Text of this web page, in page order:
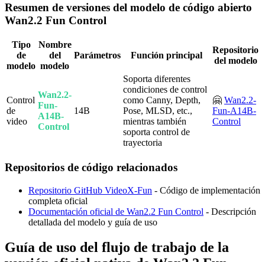
Resumen de versiones del modelo de código abierto
Wan2.2 Fun Control
Tipo
de
modelo
Nombre
del
modelo
Parámetros Función principal
Repositorio
del modelo
Control
de
video
Wan2.2-
Fun-
A14B-
Control
14B
Soporta diferentes
condiciones de control
como Canny, Depth,
Pose, MLSD, etc.,
mientras también
soporta control de
trayectoria
🤗 Wan2.2-
Fun-A14B-
Control
Repositorios de código relacionados
Repositorio GitHub VideoX-Fun - Código de implementación
completa oficial
Documentación oficial de Wan2.2 Fun Control - Descripción
detallada del modelo y guía de uso
Guía de uso del flujo de trabajo de la